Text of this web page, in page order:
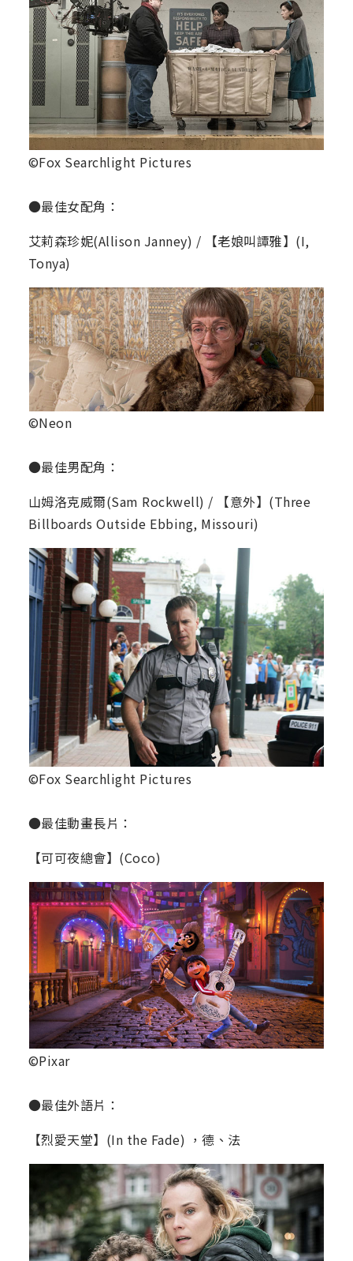
©Fox Searchlight Pictures
●最佳女配角：
艾莉森珍妮(Allison Janney) / 【老娘叫譚雅】(I,
Tonya)
©Neon
●最佳男配角：
山姆洛克威爾(Sam Rockwell) / 【意外】(Three
Billboards Outside Ebbing, Missouri)
©Fox Searchlight Pictures
●最佳動畫長片：
【可可夜總會】(Coco)
©Pixar
●最佳外語片：
【烈愛天堂】(In the Fade) ，德、法